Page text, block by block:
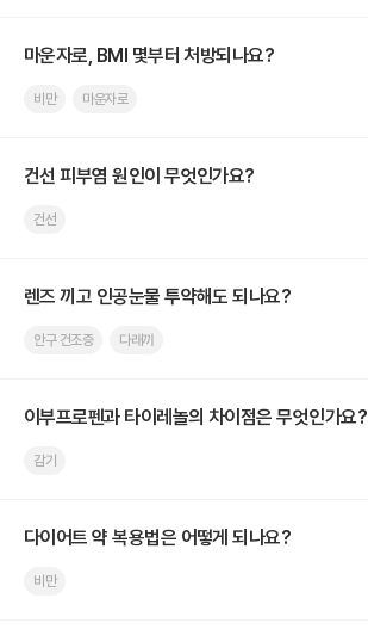
마운자로, BMI 몇부터 처방되나요?
비만 마운자로
건선 피부염 원인이 무엇인가요?
건선
렌즈 끼고 인공눈물 투약해도 되나요?
안구 건조증 다래끼
이부프로펜과 타이레놀의 차이점은 무엇인가요?
감기
다이어트 약 복용법은 어떻게 되나요?
비만